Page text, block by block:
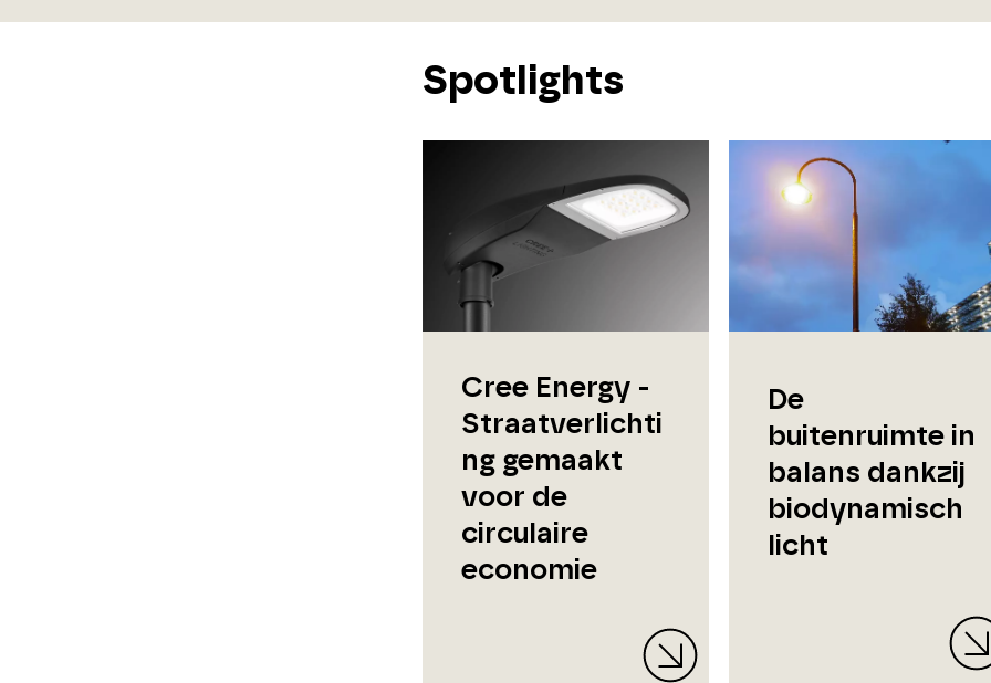
Spotlights
Cree Energy -
Straatverlichti
ng gemaakt
voor de
circulaire
economie
De
buitenruimte in
balans dankzij
biodynamisch
licht